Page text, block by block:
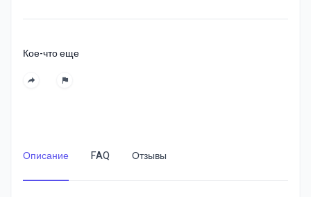
Кое-что еще
Описание FAQ Отзывы